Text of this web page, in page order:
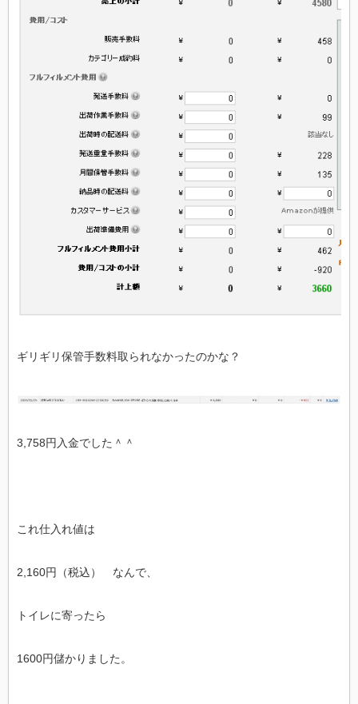
ギリギリ保管手数料取られなかったのかな？
3,758円入金でした＾＾
これ仕入れ値は
2,160円（税込） なんで、
トイレに寄ったら
1600円儲かりました。